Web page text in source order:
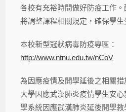
各校有充裕時間做好防疫工作
將調整課程相關規定，確保學生
本校新型冠狀病毒防疫專區：
http://www.ntnu.edu.tw/nCoV
為因應疫情及開學延後之相關
大學因應武漢肺炎疫情學生安
學系統因應武漢肺炎延後開學